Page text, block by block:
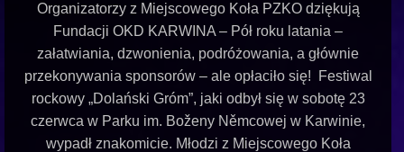
Organizatorzy z Miejscowego Koła PZKO dziękują
Fundacji OKD KARWINA – Pół roku latania –
załatwiania, dzwonienia, podróżowania, a głównie
przekonywania sponsorów – ale opłaciło się! Festiwal
rockowy „Dolański Gróm”, jaki odbył się w sobotę 23
czerwca w Parku im. Boženy Němcowej w Karwinie,
wypadł znakomicie. Młodzi z Miejscowego Koła